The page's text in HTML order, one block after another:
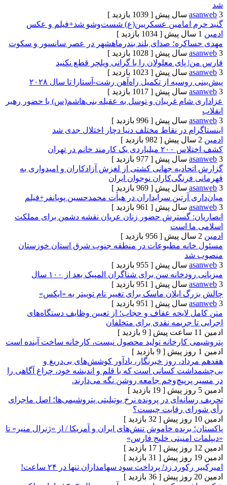
[ 1039 بازدید ]
امامین عسکریین(ع) شست‌وشو شد+فیلم و عکس
[ 1034 بازدید ]
صدای بلند بندرماهشهر در عصر سانسور و سکوت
[ 1028 بازدید ]
معلولان را با گرانی ویلچر قطع نکنید
[ 1023 بازدید ]
از تکمیل راه‌آهن رشت-آستارا تا سال ‌۲۰۲۸
[ 1017 بازدید ]
غریبان و توسل به عقیله بنی‌هاشم(س) با حضور رهبر
[ 996 بازدید ]
در نقاط مختلف دنیا دچار اختلال جدی شد
[ 982 بازدید ]
خانم در تهران
[ 977 بازدید ]
جهانی کشتی از لغزش آزادکاران و امیدواری به
نوجوان ایران
[ 969 بازدید ]
سرایداران در هیأت محمدحسین پویانفر+فیلم
[ 961 بازدید ]
گسترش حضور زنان عریان نقشه دشمن برای مملکت
است
[ 956 بازدید ]
مطبوعات در منطقه جنوب شرق استان خوزستان
[ 955 بازدید ]
سن برای شناگران المپیک بعد از ۱۰۰ سال
[ 951 بازدید ]
ماسک برای تغییر نام توییتر به «ایکس»
[ 951 بازدید ]
عفاف و حجاب؛ از تعیین وظایف دستگاه‌های
نقدی برای متخلفان
[ 9 بازدید ]
کارخانه تولید محصول نیست، کارخانه ساخت آینده است
[ 9 بازدید ]
روز خبرنگار، یادآور کوشش‌های بی‌دریغ و
کسانی است که با قلم و اندیشه خود، چراغ آگاهی را
جامعه روشن نگه می‌دارند.
[ 19 بازدید ]
در پرونده نرخ یوتیلیتی پتروشیمی‌ها؛ اصل ماجرای
رقابت چیست؟
[ 32 بازدید ]
خاموش تنش‌های ایران و آمریکا / از «ژنرال منیر» تا
خلیج فارس»
[ 17 بازدید ]
[ 31 بازدید ]
زد/ پرداخت سود سهامداران تنها در ۲۴ ساعت!
[ 36 بازدید ]